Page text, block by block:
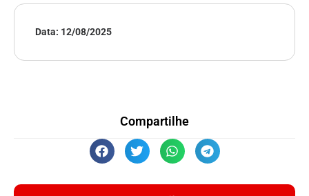
Data: 12/08/2025
Compartilhe